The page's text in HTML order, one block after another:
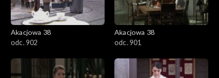
Akacjowa 38
odc. 902
Akacjowa 38
odc. 901